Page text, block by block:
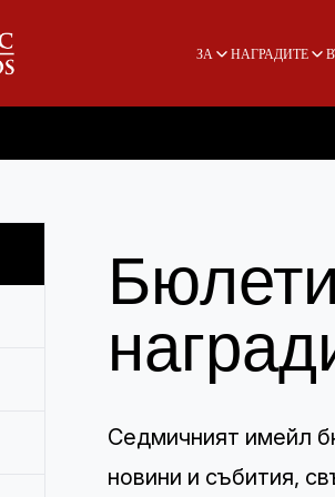
ЗА НАГРАДИТЕ
Седмичният имейл
новини и събития,